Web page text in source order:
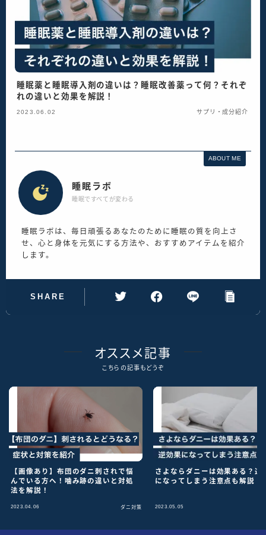
睡眠薬と睡眠導入剤の違いは？睡眠改善薬って何？それぞ
れの違いと効果を解説！
2023.06.02 サプリ・成分紹介
ABOUT ME
睡眠ラボ
睡眠ですべてが変わる
睡眠ラボは、毎日頑張るあなたのために睡眠の質を向上さ
せ、心と身体を元気にする方法や、おすすめアイテムを紹介
します。
SHARE
オススメ記事
こちらの記事もどうぞ
【画像あり】布団のダニ刺されで悩
んでいる方へ！噛み跡の違いと対処
法を解説！
2023.04.06 ダニ対策
さよならダニーは効果ある？逆
になってしまう注意点も解説！
2023.05.05